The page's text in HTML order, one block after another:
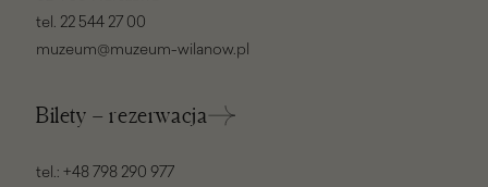
tel. 22 544 27 00
muzeum@muzeum-wilanow.pl
Bilety – rezerwacja
tel.: +48 798 290 977